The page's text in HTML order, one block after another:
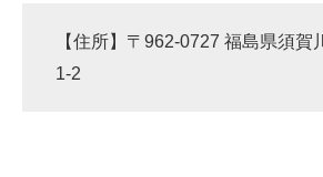
【住所】〒962-0727 福島県須賀
1-2